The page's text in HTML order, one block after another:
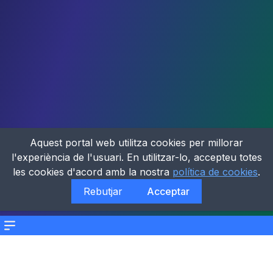
Menu
Aquest portal web utilitza cookies per millorar
l'experiència de l'usuari. En utilitzar-lo, accepteu totes
les cookies d'acord amb la nostra política de cookies.
Rebutjar
Acceptar